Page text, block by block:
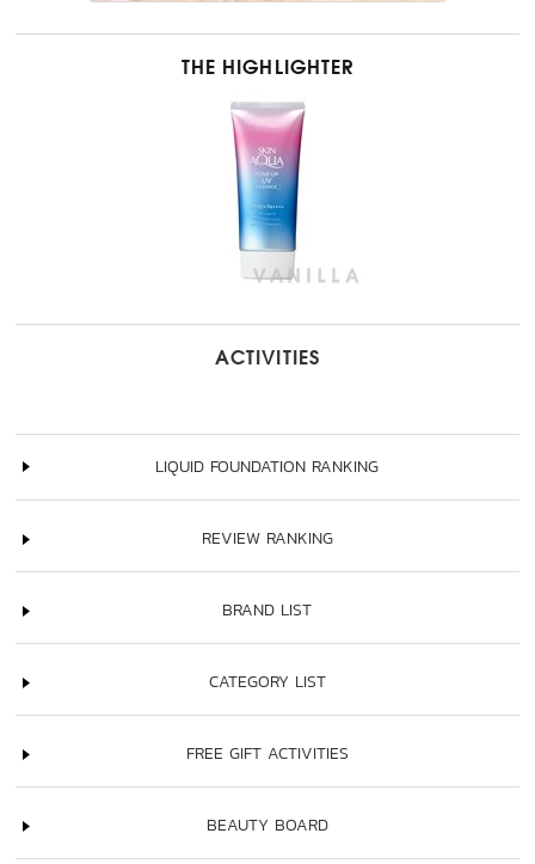
THE HIGHLIGHTER
ACTIVITIES
LIQUID FOUNDATION RANKING
REVIEW RANKING
BRAND LIST
CATEGORY LIST
FREE GIFT ACTIVITIES
BEAUTY BOARD